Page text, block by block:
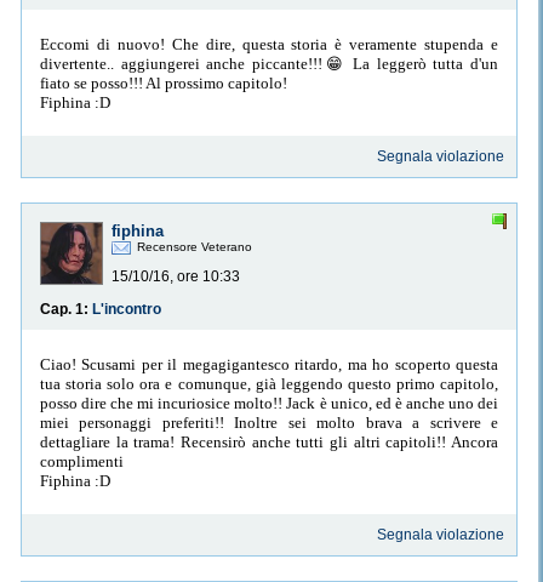
Eccomi di nuovo! Che dire, questa storia è veramente stupenda e
divertente.. aggiungerei anche piccante!!!😁 La leggerò tutta d'un
fiato se posso!!! Al prossimo capitolo!
Fiphina :D
Segnala violazione
fiphina
Recensore Veterano
15/10/16, ore 10:33
Cap. 1: L'incontro
Ciao! Scusami per il megagigantesco ritardo, ma ho scoperto questa
tua storia solo ora e comunque, già leggendo questo primo capitolo,
posso dire che mi incuriosice molto!! Jack è unico, ed è anche uno dei
miei personaggi preferiti!! Inoltre sei molto brava a scrivere e
dettagliare la trama! Recensirò anche tutti gli altri capitoli!! Ancora
complimenti
Fiphina :D
Segnala violazione